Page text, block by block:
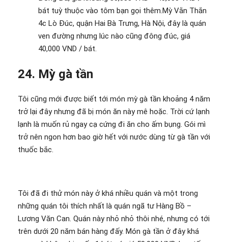
bát tuỳ thuộc vào tôm bạn gọi thêm.Mỳ Vằn Thắn
4c Lò Đúc, quận Hai Bà Trưng, Hà Nội, đây là quán
ven đường nhưng lúc nào cũng đông đúc, giá
40,000 VND / bát.
24. Mỳ gà tần
Tôi cũng mới được biết tới món mỳ gà tần khoảng 4 năm
trở lại đây nhưng đã bị món ăn này mê hoặc. Trời cứ lạnh
lạnh là muốn rủ ngay cạ cứng đi ăn cho ấm bụng. Gói mì
trở nên ngon hơn bao giờ hết với nước dùng từ gà tần với
thuốc bắc.
Tôi đã đi thử món này ở khá nhiều quán và một trong
những quán tôi thích nhất là quán ngã tư Hàng Bồ –
Lương Văn Can. Quán này nhỏ nhỏ thôi nhé, nhưng có tới
trên dưới 20 năm bán hàng đấy. Món gà tần ở đây khá